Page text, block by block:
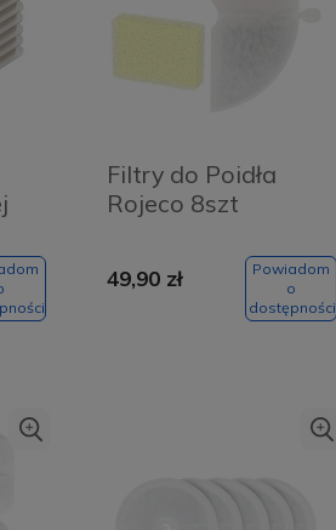
Filtry do Poidła
Rojeco 8szt
49,90 zł
Powiadom
o
dostępności